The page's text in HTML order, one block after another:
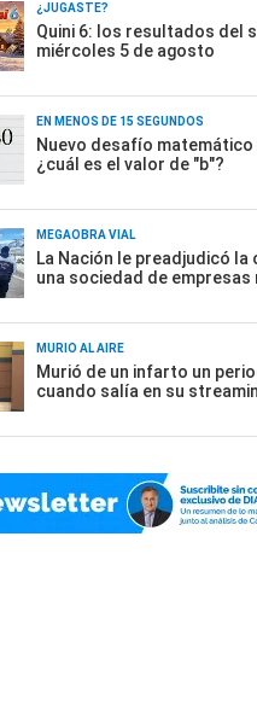
¿JUGASTE?
Quini 6: los resultados del
miércoles 5 de agosto
EN MENOS DE 15 SEGUNDOS
Nuevo desafío
¿cuál es el valor de "b"?
MEGAOBRA VIAL
La Nación le preadjudicó la
una sociedad de empresas
MURIÓ AL AIRE
Murió de un infarto un
cuando salía en su